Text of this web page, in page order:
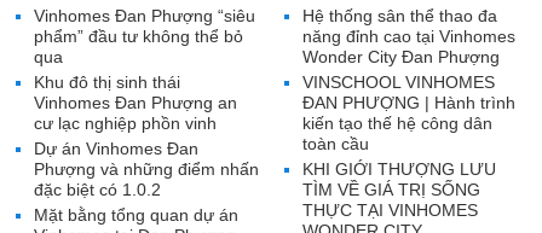
Hệ thống sân thể thao đa
năng đỉnh cao tại Vinhomes
Wonder City Đan Phượng
VINSCHOOL VINHOMES
ĐAN PHƯỢNG | Hành trình
kiến tạo thế hệ công dân
toàn cầu
KHI GIỚI THƯỢNG LƯU
TÌM VỀ GIÁ TRỊ SỐNG
THỰC TẠI VINHOMES
Vinhomes Đan Phượng “siêu
phẩm” đầu tư không thể bỏ
qua
Khu đô thị sinh thái
Vinhomes Đan Phượng an
cư lạc nghiệp phồn vinh
Dự án Vinhomes Đan
Phượng và những điểm nhấn
đặc biệt có 1.0.2
Mặt bằng tổng quan dự án